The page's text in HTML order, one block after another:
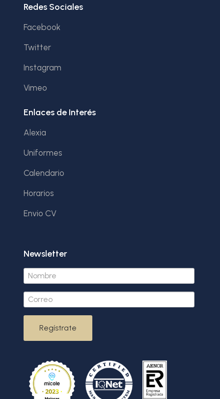
Redes Sociales
Facebook
Twitter
Instagram
Vimeo
Enlaces de Interés
Alexia
Uniformes
Calendario
Horarios
Envio CV
Newsletter
Regístrate